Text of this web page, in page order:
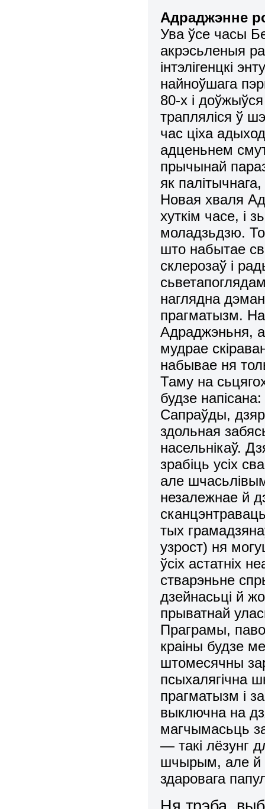
Адраджэнне
Ува ўсе часы
акрэсьленыя
інтэлігенцкі
найноўшага
80-х і
трапляліся ў
час ціха
адценьнем
прычынай
як
Новая хваля
хуткім часе, і
моладзьдзю.
што набытае
склерозаў і
наглядна
прагматызм.
Адраджэньня,
мудрае
набывае ня
Таму на
будзе
Сапраўды,
здольная
насельнікаў.
зрабіць усіх
але
незалежнае й
тых
узрост) ня
ўсіх астатніх
стварэньне
дзейнасьці й
прыватнай
Праграмы,
краіны будзе
штомесячны
псыхалягічна
прагматызм і
выключна на
магчымасьць
— такі лёзунг
шчырым, але й
здаровага